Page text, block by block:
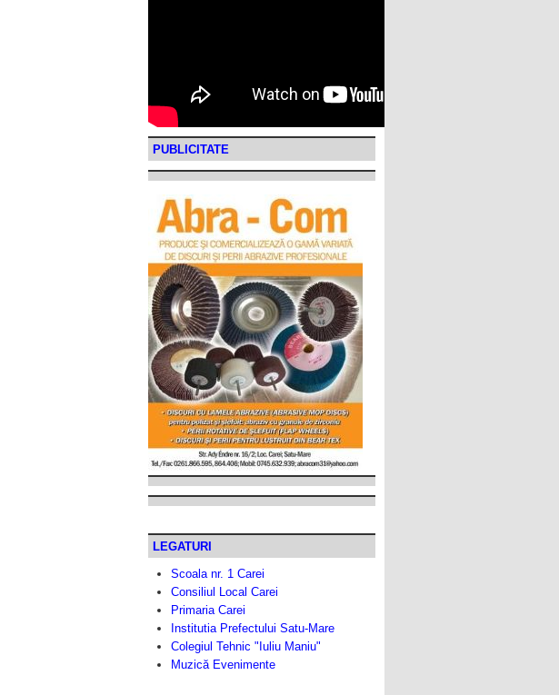
PUBLICITATE
LEGATURI
Scoala nr. 1 Carei
Consiliul Local Carei
Primaria Carei
Institutia Prefectului Satu-Mare
Colegiul Tehnic "Iuliu Maniu"
Muzică Evenimente